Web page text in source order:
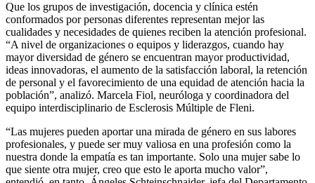
Que los grupos de investigación, docencia y clínica estén
conformados por personas diferentes representan mejor las
cualidades y necesidades de quienes reciben la atención profesional.
“A nivel de organizaciones o equipos y liderazgos, cuando hay
mayor diversidad de género se encuentran mayor productividad,
ideas innovadoras, el aumento de la satisfacción laboral, la retención
de personal y el favorecimiento de una equidad de atención hacia la
población”, analizó. Marcela Fiol, neuróloga y coordinadora del
equipo interdisciplinario de Esclerosis Múltiple de Fleni.
“Las mujeres pueden aportar una mirada de género en sus labores
profesionales, y puede ser muy valiosa en una profesión como la
nuestra donde la empatía es tan importante. Solo una mujer sabe lo
que siente otra mujer, creo que esto le aporta mucho valor”,